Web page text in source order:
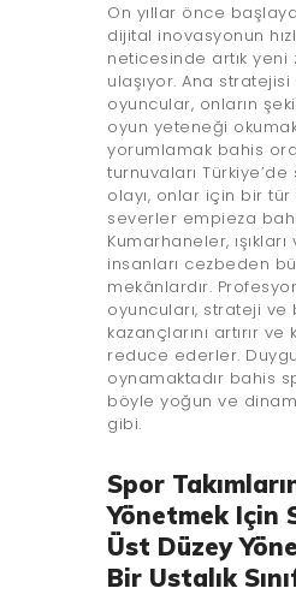
On yıllar önce
dijital inovasyonun
neticesinde artık yeni
ulaşıyor. Ana
oyuncular, onların
oyun yeteneği
yorumlamak bahis
turnuvaları
olayı, onlar için bir
severler empieza
Kumarhaneler,
insanları cezbeden
mekânlardır.
oyuncuları, strateji
kazançlarını artırır ve
reduce ederler.
oynamaktadır bahis
böyle yoğun ve
gibi.
Spor
Yönetmek Için
Üst Düzey
Bir Ustalık